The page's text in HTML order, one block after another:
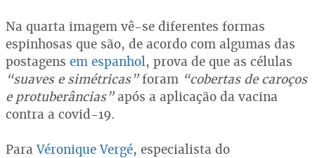
Na quarta imagem vê-se diferentes formas
espinhosas que são, de acordo com algumas das
postagens em espanhol, prova de que as células
“suaves e simétricas”foram “cobertas de caroços
e protuberâncias”após a aplicação da vacina
contra a covid-19.
ParaVéronique Vergé, especialista do